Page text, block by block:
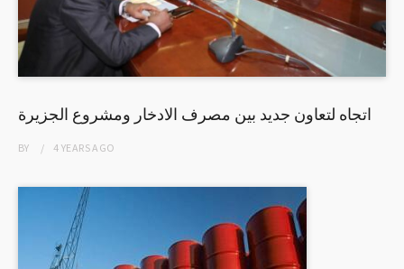
اتجاه لتعاون جديد بين مصرف الادخار ومشروع الجزيرة
BY 4 YEARSAGO